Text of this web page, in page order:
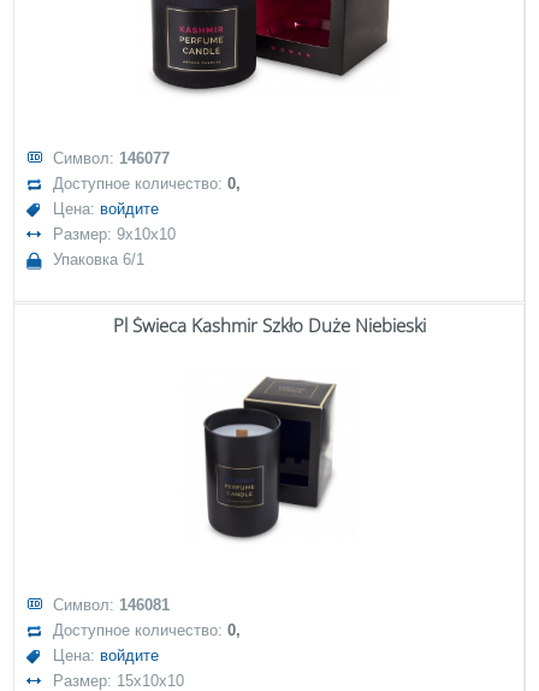
Символ: 146077
Доступное количество:0,
Цена: войдите
Размер: 9x10x10
Упаковка 6/1
Pl Świeca Kashmir Szkło Duże Niebieski
Символ: 146081
Доступное количество:0,
Цена: войдите
Размер: 15x10x10